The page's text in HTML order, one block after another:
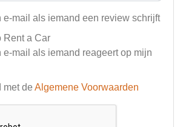
e-mail als iemand een review schrijft
Rent a Car
e-mail als iemand reageert op mijn
met de Algemene Voorwaarden